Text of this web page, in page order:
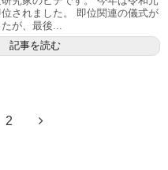
されました。 即位関連の儀式が
が、最後...
記事を読む
2